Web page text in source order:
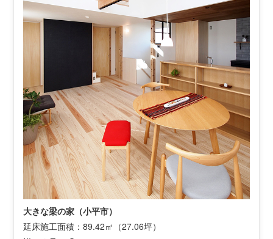
大きな梁の家（小平市）
延床施工面積：89.42㎡（27.06坪）